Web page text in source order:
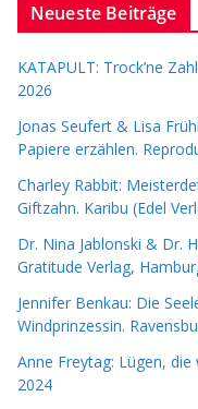
Neueste Beiträge
KATAPULT: Trock’ne
2026
Jonas Seufert & Lisa
Papiere erzählen.
Charley Rabbit:
Giftzahn. Karibu (Edel
Dr. Nina Jablonski & Dr.
Gratitude Verlag,
Jennifer Benkau: Die
Windprinzessin.
Anne Freytag: Lügen,
2024